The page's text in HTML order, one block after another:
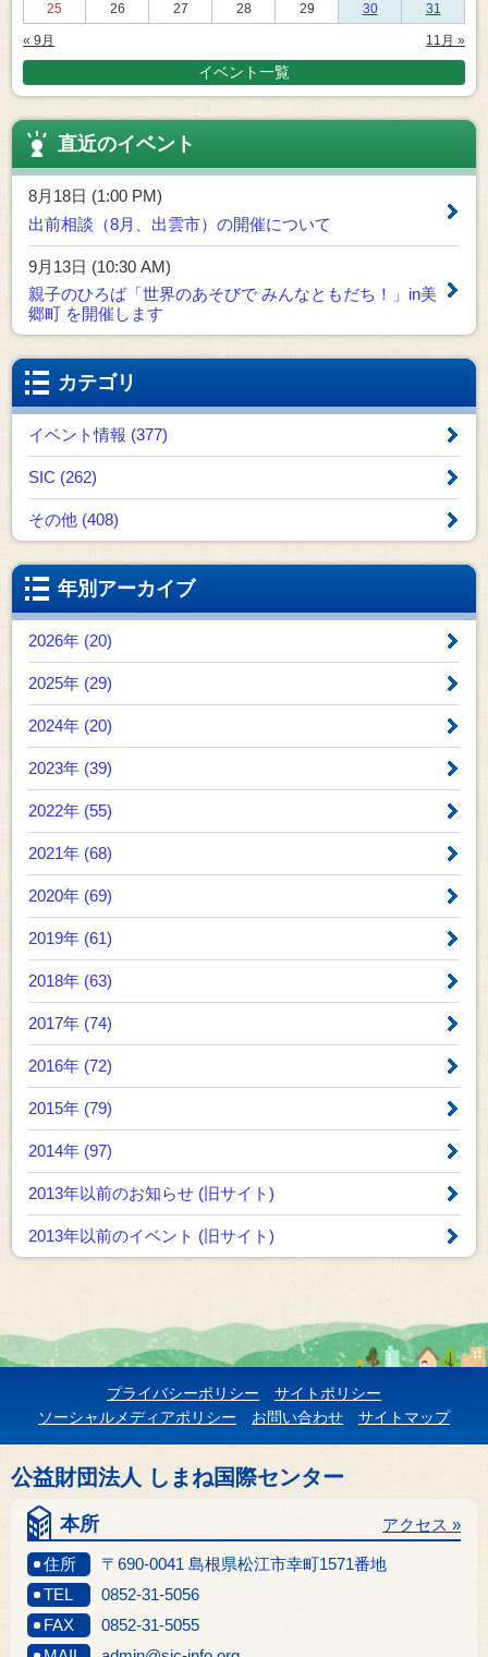
25
26 27 28 29 30 31
« 9月 11月 »
イベント一覧
直近のイベント
8月18日 (1:00 PM)
出前相談（8月、出雲市）の開催について
9月13日 (10:30 AM)
親子のひろば「世界のあそびで みんなともだち！」in美
郷町 を開催します
カテゴリ
イベント情報 (377)
SIC (262)
その他 (408)
年別アーカイブ
2026年 (20)
2025年 (29)
2024年 (20)
2023年 (39)
2022年 (55)
2021年 (68)
2020年 (69)
2019年 (61)
2018年 (63)
2017年 (74)
2016年 (72)
2015年 (79)
2014年 (97)
2013年以前のお知らせ (旧サイト)
2013年以前のイベント (旧サイト)
プライバシーポリシー
サイトポリシー
ソーシャルメディアポリシー
お問い合わせ サイトマップ
公益財団法人 しまね国際センター
本所
住所 〒690-0041 島根県松江市幸町1571番地
アクセス »
TEL
0852-31-5056
FAX
0852-31-5055